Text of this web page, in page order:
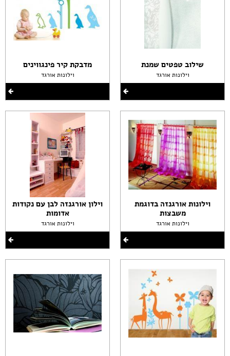
שילוב טפטים שמנת
וילונות אורגד
וילונות אורגנזה בדוגמת
משבצות
וילונות אורגד
מדבקת קיר פינגווינים
וילונות אורגד
וילון אורגנזה לבן עם נקודות
אדומות
וילונות אורגד